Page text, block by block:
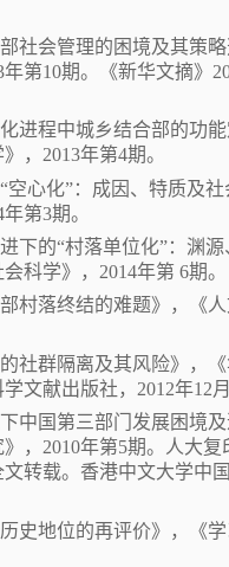
部社会管理的困境及其策
年第10期。《新华文摘》
化进程中城乡结合部的功能
， 2013年第4期。
“空心化”：成因、特质及
第3期。
下的“村落单位化”：渊
科学》，2014年第 6期。
村落终结的难题》，《人
的社群隔离及其风险》，
文献出版社， 2012年12月
下中国第三部门发展困境及
， 2010年第5期。人大复
文转载。香港中文大学中
历史地位的再评价》，《学